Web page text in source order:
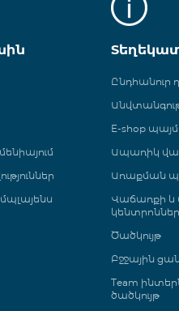
Ընդհանուր
E-shop
Ապառիկ
Առաքման
Վաճառքի
կենտրոններ
Ծածկույթ
Բջջային
Team
ծածկույթ